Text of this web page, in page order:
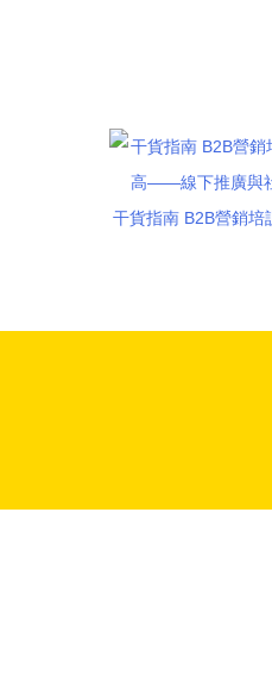
干貨指南 B2B營銷培